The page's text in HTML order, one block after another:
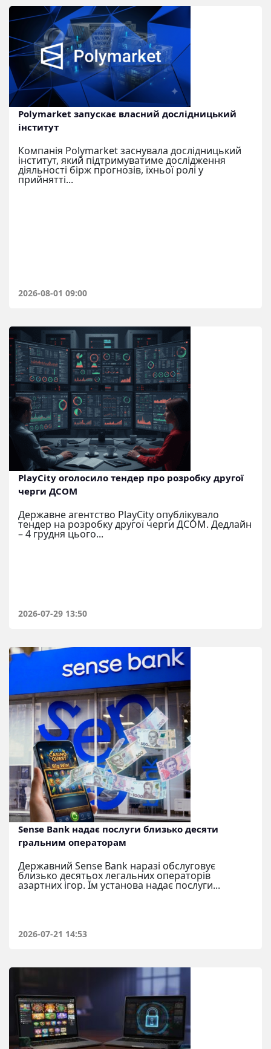
Polymarket запускає власний дослідницький
інститут
Компанія Polymarket заснувала дослідницький
інститут, який підтримуватиме дослідження
діяльності бірж прогнозів, їхньої ролі у
прийнятті...
2026-08-01 09:00
PlayCity оголосило тендер про розробку другої
черги ДСОМ
Державне агентство PlayCity опублікувало
тендер на розробку другої черги ДСОМ. Дедлайн
– 4 грудня цього...
2026-07-29 13:50
Sense Bank надає послуги близько десяти
гральним операторам
Державний Sense Bank наразі обслуговує
близько десятьох легальних операторів
азартних ігор. Їм установа надає послуги...
2026-07-21 14:53